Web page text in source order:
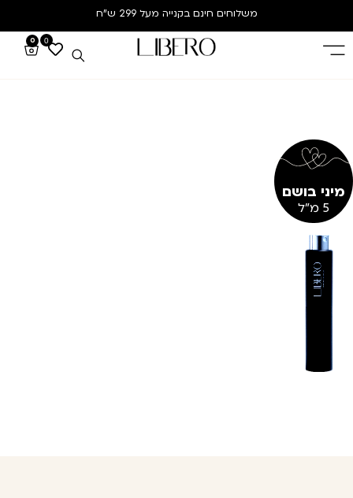
משלוחים חינם בקנייה מעל 299 ש”ח
0
0
מיני בושם
5 מ"ל